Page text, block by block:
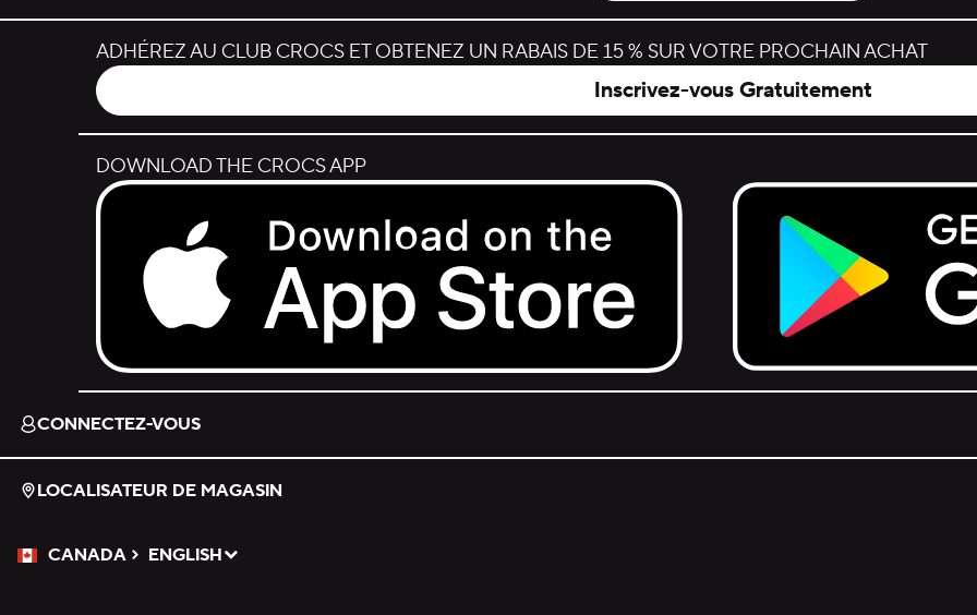
ADHÉREZ AU CLUB CROCS ET OBTENEZ UN RABAIS DE 15 % SUR VOTRE PROCHAIN ACHAT
Inscrivez-vous Gratuitement
DOWNLOAD THE CROCS APP
Download on the App Store.
Get it on Google Play.
CONNECTEZ-VOUS
LOCALISATEUR DE MAGASIN
CANADA
Veuillez sélectionner une langue
ENGLISH
Sélectionné